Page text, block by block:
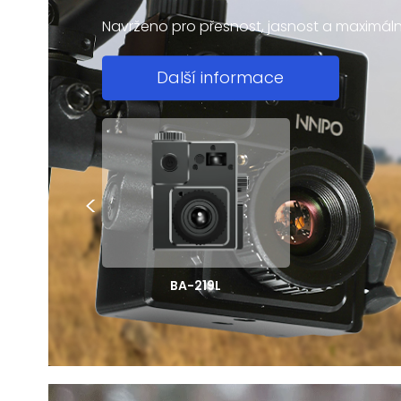
Navrženo pro přesnost, jasnost a
Další informace
BA-219L
<